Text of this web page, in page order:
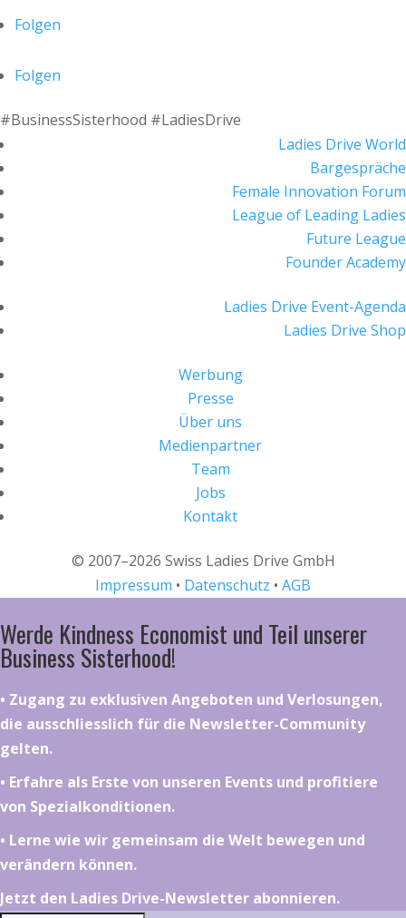
Folgen
Folgen
#BusinessSisterhood #LadiesDrive
Ladies Drive World
Bargespräche
Female Innovation Forum
League of Leading Ladies
Future League
Founder Academy
Ladies Drive Event-Agenda
Ladies Drive Shop
Werbung
Presse
Über uns
Medienpartner
Team
Jobs
Kontakt
© 2007–2026 Swiss Ladies Drive GmbH
Impressum • Datenschutz • AGB
Werde Kindness Economist und Teil unserer
Business Sisterhood!
•⁠ ⁠⁠Zugang zu exklusiven Angeboten und Verlosungen,
die ausschliesslich für die Newsletter-Community
gelten.
•⁠ ⁠⁠Erfahre als Erste von unseren Events und profitiere
von Spezialkonditionen.
•⁠ ⁠⁠Lerne wie wir gemeinsam die Welt bewegen und
verändern können.
Jetzt den Ladies Drive-Newsletter abonnieren.